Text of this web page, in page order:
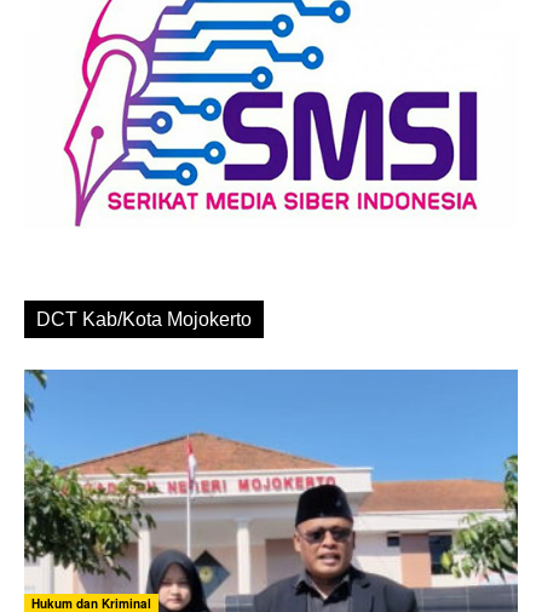
DCT Kab/Kota Mojokerto
Hukum dan Kriminal